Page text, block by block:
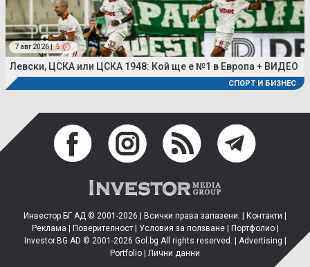
7 авг 2026 | 5
Левски, ЦСКА или ЦСКА 1948: Кой ще е №1 в Европа + ВИДЕО
СПОРТ И БИЗНЕС
Инвестор.БГ АД © 2001-2026 | Всички права запазени. | Контакти
Реклама
Поверителност| Условия за ползване| Портфолио|
Investor.BG AD © 2001-2026 Gol.bg All rights reserved. | Advertising
Portfolio
Лични данни